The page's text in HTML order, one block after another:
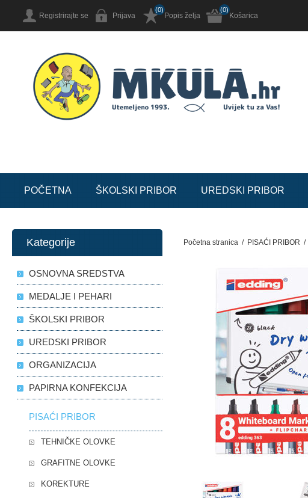
Registrirajte se Prijava Popis želja
(0)
Košarica
(0)
POČETNA ŠKOLSKI PRIBOR UREDSKI PRIBOR
Početna stranica / PISAĆI PRIBOR /
Kategorije
OSNOVNA SREDSTVA
MEDALJE I PEHARI
ŠKOLSKI PRIBOR
UREDSKI PRIBOR
ORGANIZACIJA
PAPIRNA KONFEKCIJA
PISAĆI PRIBOR
TEHNIČKE OLOVKE
GRAFITNE OLOVKE
KOREKTURE